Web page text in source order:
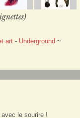
art - Underground ~
le sourire !